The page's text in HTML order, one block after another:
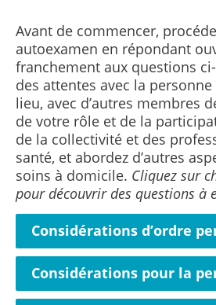
Avant de commencer,
autoexamen en répondant
franchement aux questions
des attentes avec la personne
lieu, avec d’autres membres
de votre rôle et de la
de la collectivité et des
santé, et abordez d’autres
soins à domicile. Cliquez sur
pour découvrir des questions à
Considérations d’ordre
Considérations pour la